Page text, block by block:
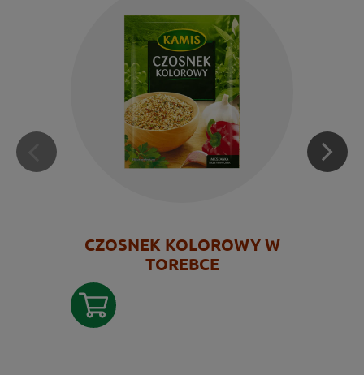
CZOSNEK KOLOROWY W
TOREBCE